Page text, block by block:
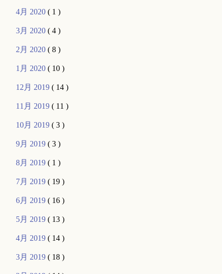
4月 2020( 1 )
3月 2020( 4 )
2月 2020( 8 )
1月 2020( 10 )
12月 2019( 14 )
11月 2019( 11 )
10月 2019( 3 )
9月 2019( 3 )
8月 2019( 1 )
7月 2019( 19 )
6月 2019( 16 )
5月 2019( 13 )
4月 2019( 14 )
3月 2019( 18 )